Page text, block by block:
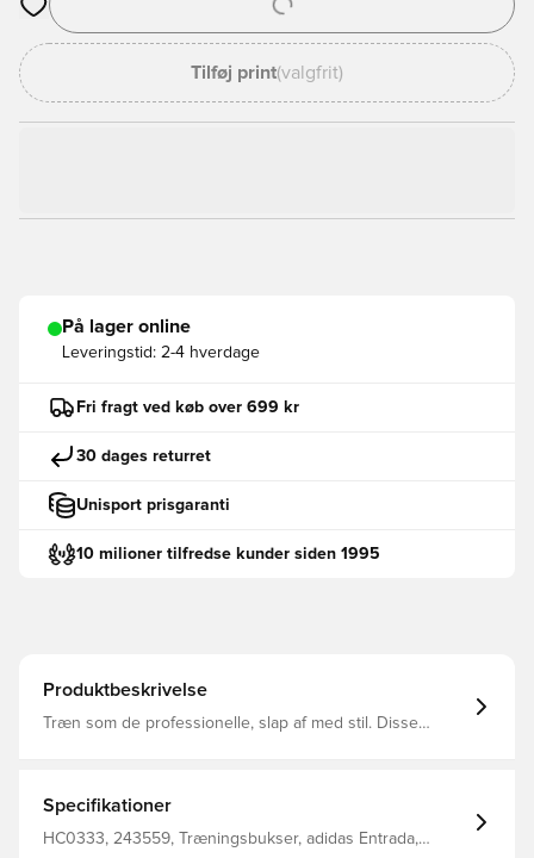
Åbner en Modal til at logge ind eller tilmelde dig som medlem
Tilføj print(valgfrit)
På lager online
Leveringstid: 2-4 hverdage
Fri fragt ved køb over 699 kr
30 dages returret
Unisport prisgaranti
10 milioner tilfredse kunder siden 1995
Produktbeskrivelse
Træn som de professionelle, slap af med stil. Disse
med snøre sikrer en siddende pasform, og ankellynlåse
gør det nemt at tage af og på, uanset hvor dagen tager
dig. Fremstillet af 100 % genbrugsmaterialer
Specifikationer
HC0333, 243559, Træningsbukser, adidas Entrada,